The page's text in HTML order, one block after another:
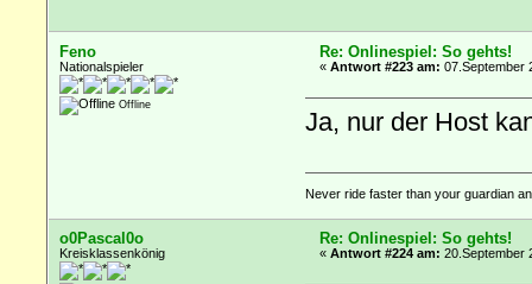
Feno
Nationalspieler
Offline
Re: Onlinespiel: So gehts!
«Antwort #223 am: 07.September
Ja, nur der Host
Never ride faster than your guardian
o0Pascal0o
Kreisklassenkönig
Re: Onlinespiel: So gehts!
«Antwort #224 am: 20.September